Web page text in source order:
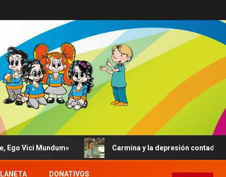
Carmina y la depresión contada al Papa:
DONATIVOS